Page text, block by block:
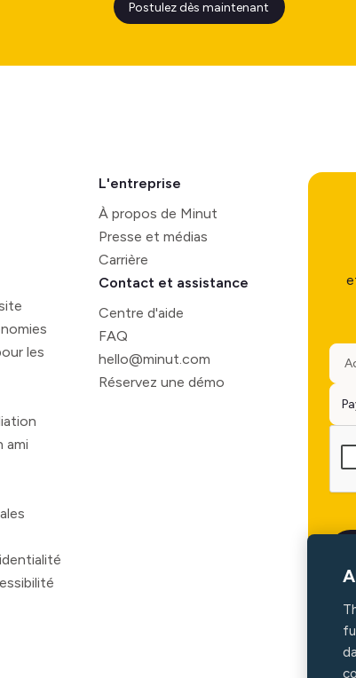
les
ami
L'entreprise
À propos de Minut
Presse et médias
Carrière
Contact et assistance
Centre d'aide
FAQ
hello@minut.com
Réservez une démo